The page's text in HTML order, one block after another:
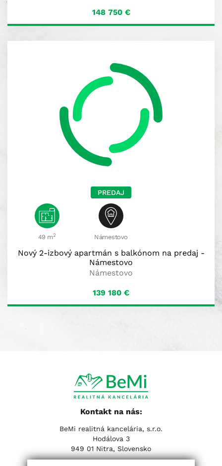
148 750 €
PREDAJ
49 m2 Námestovo
Nový 2-izbový apartmán s balkónom na predaj -
Námestovo
Námestovo
139 180 €
Kontakt na nás:
BeMi realitná kancelária, s.r.o.
Hodálova 3
949 01 Nitra, Slovensko